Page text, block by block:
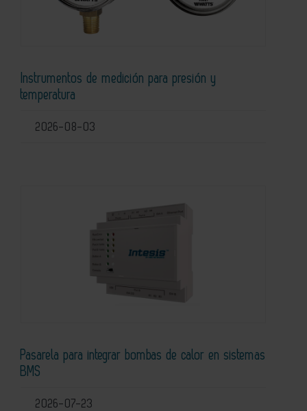
Instrumentos de medición para presión y
temperatura
2026-08-03
Pasarela para integrar bombas de calor en sistemas
BMS
2026-07-23